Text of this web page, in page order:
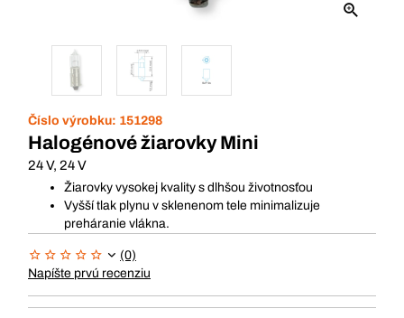
Číslo výrobku: 151298
Halogénové žiarovky Mini
24 V, 24 V
Žiarovky vysokej kvality s dlhšou životnosťou
Vyšší tlak plynu v sklenenom tele minimalizuje
preháranie vlákna.
(0)
Napíšte prvú recenziu